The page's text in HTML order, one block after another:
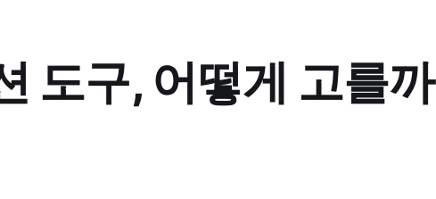
도구, 어떻게 고를까